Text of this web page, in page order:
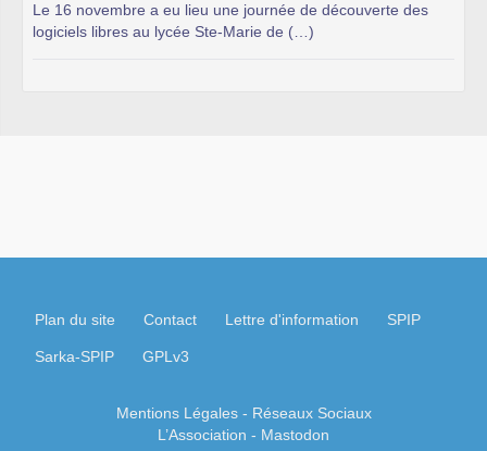
Le 16 novembre a eu lieu une journée de découverte des
logiciels libres au lycée Ste-Marie de (…)
Plan du site Contact Lettre d'information SPIP
Sarka-SPIP GPLv3
Mentions Légales- Réseaux Sociaux
L’Association - Mastodon